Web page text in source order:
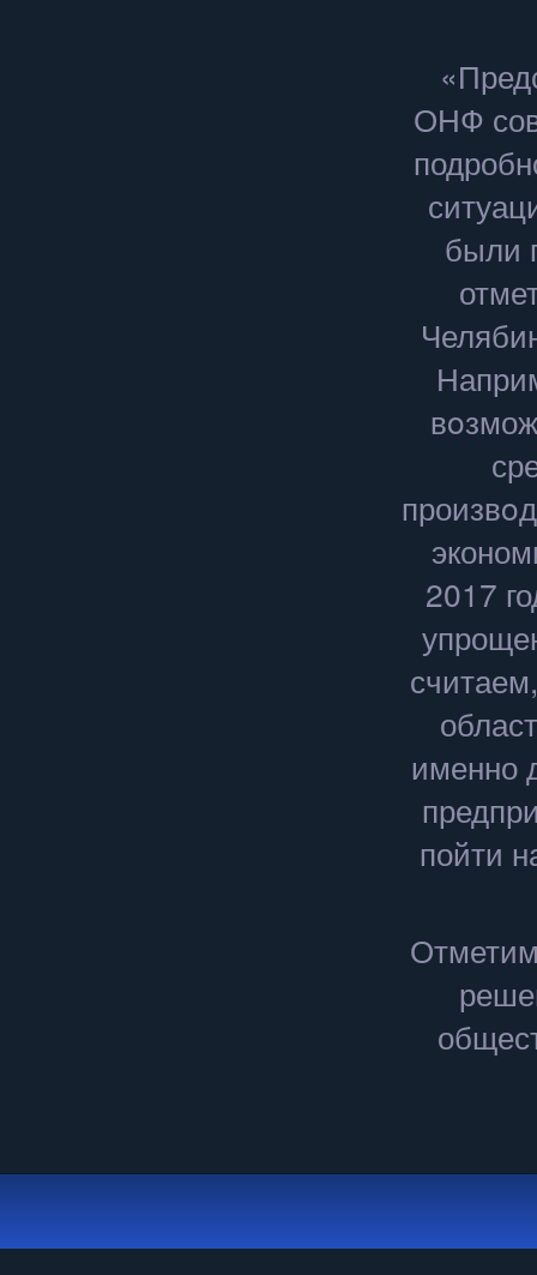
ОНФ
были
2017
именно
пойти